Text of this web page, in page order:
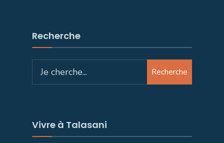
Recherche
Recherche
Vivre à Talasani